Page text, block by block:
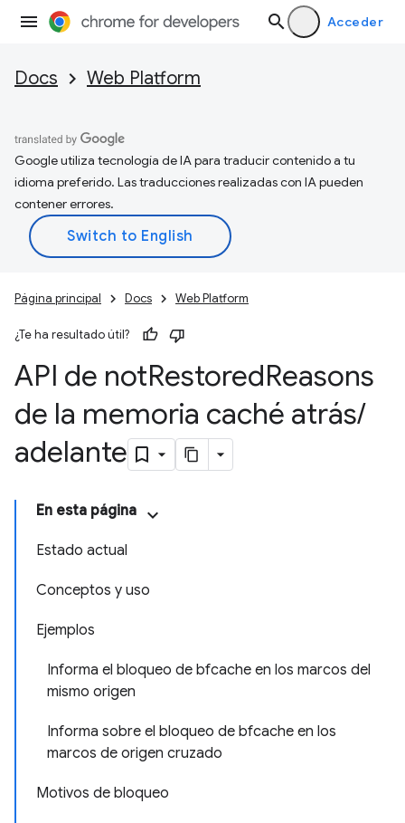
Acceder
Docs Web Platform
Google utiliza tecnología de IA para traducir contenido a tu
idioma preferido. Las traducciones realizadas con IA pueden
contener errores.
Página principal Docs Web Platform
¿Te ha resultado útil?
API de notRestoredReasons
de la memoria caché atrás/
adelante
En esta página
Estado actual
Conceptos y uso
Ejemplos
Informa el bloqueo de bfcache en los marcos del
mismo origen
Informa sobre el bloqueo de bfcache en los
marcos de origen cruzado
Motivos de bloqueo